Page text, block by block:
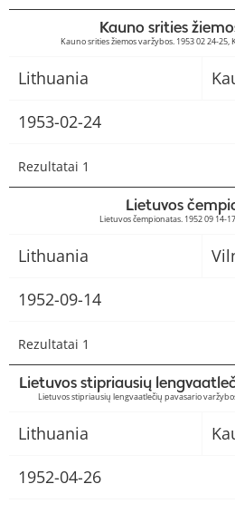
Kauno srities
Kauno srities žiemos varžybos. 1953 02 24-25,
Lithuania
1953-02-24
Rezultatai 1
Lietuvos
Lietuvos čempionatas. 1952 09 14-
Lithuania
1952-09-14
Rezultatai 1
Lietuvos stipriausių
Lietuvos stipriausių lengvaatlečių pavasario
Lithuania
1952-04-26